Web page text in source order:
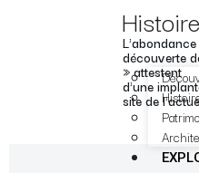
découverte
» attestent
d'une
site de